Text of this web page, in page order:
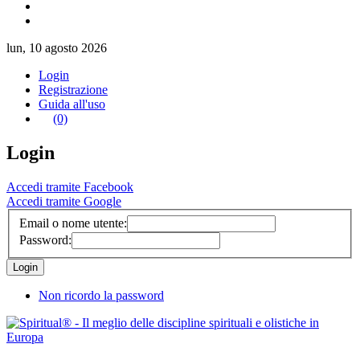
lun, 10 agosto 2026
Login
Registrazione
Guida all'uso
(0)
Login
Accedi tramite Facebook
Accedi tramite Google
Email o nome utente:
Password:
Non ricordo la password